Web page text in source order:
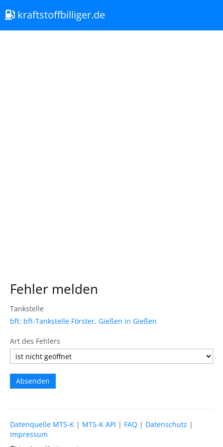
kraftstoffbilliger.de
Fehler melden
Tankstelle
bft: bft-Tankstelle Förster, Gießen in Gießen
Art des Fehlers
Datenquelle MTS-K | MTS-K API | FAQ | Datenschutz |
Impressum